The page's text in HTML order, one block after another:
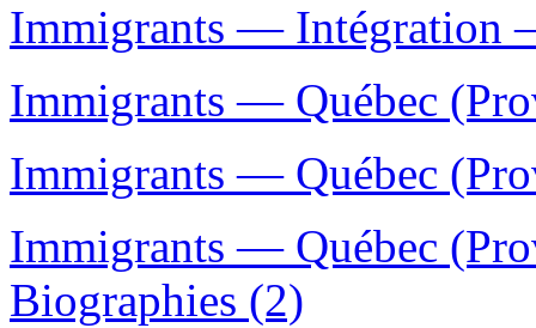
Immigrants — Intégration
Immigrants — Québec
Immigrants — Québec
Immigrants — Québec
Biographies (2)